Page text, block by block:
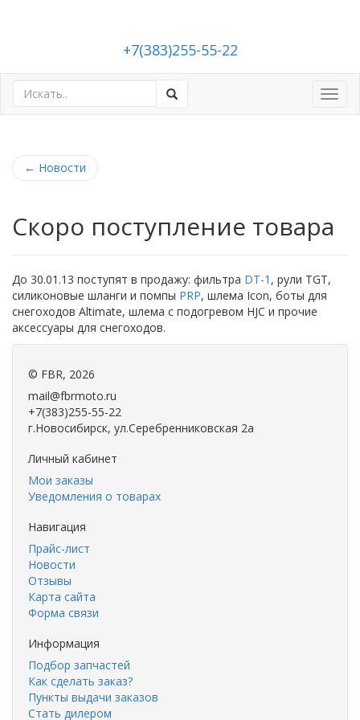
+7(383)255-55-22
← Новости
Скоро поступление товара
До 30.01.13 поступят в продажу: фильтра DT-1 , рули TGT,
силиконовые шланги и помпы PRP, шлема Icon, боты для
снегоходов Altimate, шлема с подогревом HJC и прочие
аксессуары для снегоходов.
© FBR, 2026
mail@fbrmoto.ru
+7(383)255-55-22
г.Новосибирск, ул.Серебренниковская 2а
Личный кабинет
Мои заказы
Уведомления о товарах
Навигация
Прайс-лист
Новости
Отзывы
Карта сайта
Форма связи
Информация
Подбор запчастей
Как сделать заказ?
Пункты выдачи заказов
Стать дилером